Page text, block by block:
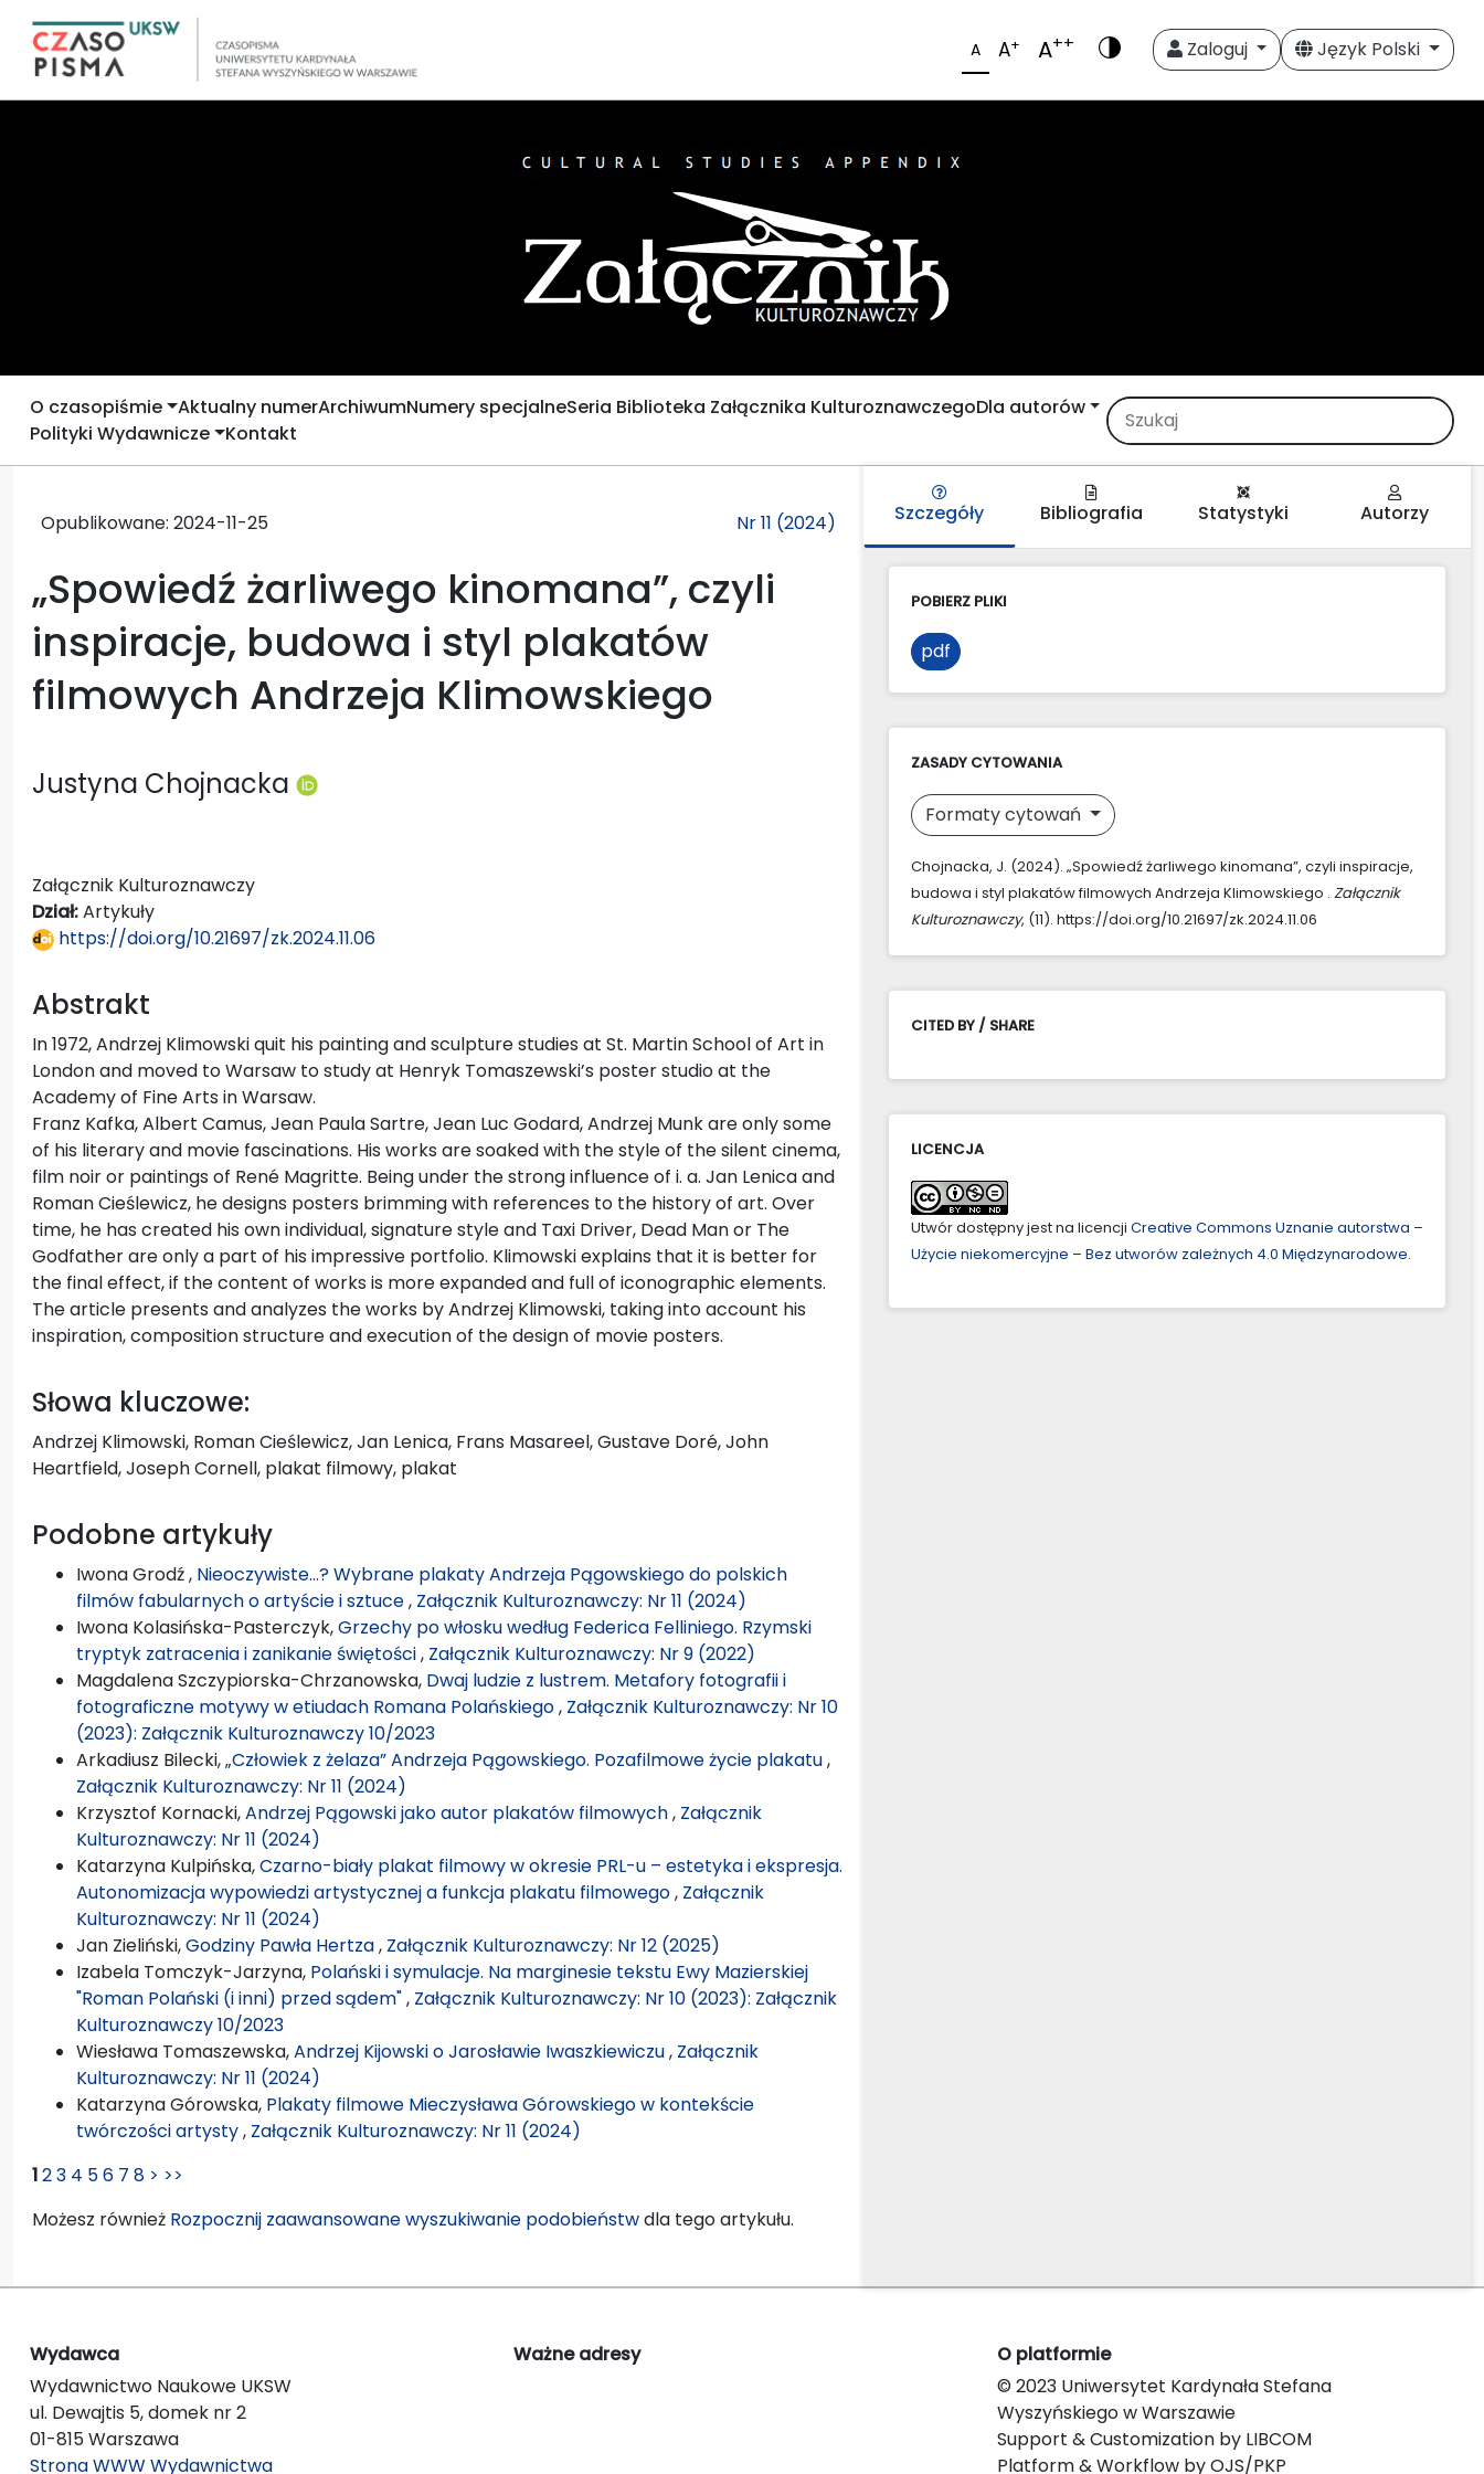
A A+ A++ Zaloguj Język Polski
O czasopiśmie Aktualny numerArchiwumNumery specjalneSeria Biblioteka Załącznika KulturoznawczegoDla autorów
Polityki Wydawnicze Kontakt
Opublikowane: 2024-11-25 Nr 11 (2024)
„Spowiedź żarliwego kinomana”, czyli
inspiracje, budowa i styl plakatów
filmowych Andrzeja Klimowskiego
Justyna Chojnacka
Załącznik Kulturoznawczy
Dział:Artykuły
https://doi.org/10.21697/zk.2024.11.06
Abstrakt
In 1972, Andrzej Klimowski quit his painting and sculpture studies at St. Martin School of Art in
London and moved to Warsaw to study at Henryk Tomaszewski’s poster studio at the
Academy of Fine Arts in Warsaw.
Franz Kafka, Albert Camus, Jean Paula Sartre, Jean Luc Godard, Andrzej Munk are only some
of his literary and movie fascinations. His works are soaked with the style of the silent cinema,
film noir or paintings of René Magritte. Being under the strong influence of i. a. Jan Lenica and
Roman Cieślewicz, he designs posters brimming with references to the history of art. Over
time, he has created his own individual, signature style and Taxi Driver, Dead Man or The
Godfather are only a part of his impressive portfolio. Klimowski explains that it is better for
the final effect, if the content of works is more expanded and full of iconographic elements.
The article presents and analyzes the works by Andrzej Klimowski, taking into account his
inspiration, composition structure and execution of the design of movie posters.
Słowa kluczowe:
Andrzej Klimowski, Roman Cieślewicz, Jan Lenica, Frans Masareel, Gustave Doré, John
Heartfield, Joseph Cornell, plakat filmowy, plakat
Podobne artykuły
Iwona Grodź , Nieoczywiste…? Wybrane plakaty Andrzeja Pągowskiego do polskich
filmów fabularnych o artyście i sztuce, Załącznik Kulturoznawczy: Nr 11 (2024)
Iwona Kolasińska-Pasterczyk,Grzechy po włosku według Federica Felliniego. Rzymski
tryptyk zatracenia i zanikanie świętości, Załącznik Kulturoznawczy: Nr 9 (2022)
Magdalena Szczypiorska-Chrzanowska, Dwaj ludzie z lustrem. Metafory fotografii i
fotograficzne motywy w etiudach Romana Polańskiego, Załącznik Kulturoznawczy: Nr 10
(2023): Załącznik Kulturoznawczy 10/2023
Arkadiusz Bilecki,„Człowiek z żelaza” Andrzeja Pągowskiego. Pozafilmowe życie plakatu,
Załącznik Kulturoznawczy: Nr 11 (2024)
Krzysztof Kornacki,Andrzej Pągowski jako autor plakatów filmowych, Załącznik
Kulturoznawczy: Nr 11 (2024)
Katarzyna Kulpińska,Czarno-biały plakat filmowy w okresie PRL-u – estetyka i ekspresja.
Autonomizacja wypowiedzi artystycznej a funkcja plakatu filmowego, Załącznik
Kulturoznawczy: Nr 11 (2024)
Jan Zieliński,Godziny Pawła Hertza, Załącznik Kulturoznawczy: Nr 12 (2025)
Izabela Tomczyk-Jarzyna, Polański i symulacje. Na marginesie tekstu Ewy Mazierskiej
"Roman Polański (i inni) przed sądem", Załącznik Kulturoznawczy: Nr 10 (2023): Załącznik
Kulturoznawczy 10/2023
Wiesława Tomaszewska,Andrzej Kijowski o Jarosławie Iwaszkiewiczu, Załącznik
Kulturoznawczy: Nr 11 (2024)
Katarzyna Górowska, Plakaty filmowe Mieczysława Górowskiego w kontekście
twórczości artysty, Załącznik Kulturoznawczy: Nr 11 (2024)
123 4 56 7 8 > >>
Możesz również Rozpocznij zaawansowane wyszukiwanie podobieństwdla tego artykułu.
Szczegóły Bibliografia Statystyki Autorzy
POBIERZ PLIKI
pdf
ZASADY CYTOWANIA
Formaty cytowań
Chojnacka, J. (2024). „Spowiedź żarliwego kinomana”, czyli inspiracje,
budowa i styl plakatów filmowych Andrzeja Klimowskiego . Załącznik
Kulturoznawczy, (11). https://doi.org/10.21697/zk.2024.11.06
CITED BY / SHARE
LICENCJA
Utwór dostępny jest na licencji Creative Commons Uznanie autorstwa –
Użycie niekomercyjne – Bez utworów zależnych 4.0 Międzynarodowe.
Wydawca
Wydawnictwo Naukowe UKSW
ul. Dewajtis 5, domek nr 2
01-815 Warszawa
Strona WWW Wydawnictwa
Ważne adresy
O platformie
© 2023 Uniwersytet Kardynała Stefana
Wyszyńskiego w Warszawie
Support & Customization by LIBCOM
Platform & Workflow by OJS/PKP